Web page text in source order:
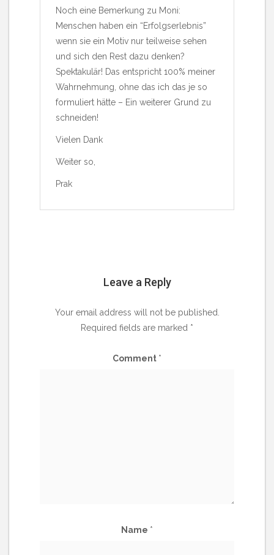
Noch eine Bemerkung zu Moni:
Menschen haben ein “Erfolgserlebnis”
wenn sie ein Motiv nur teilweise sehen
und sich den Rest dazu denken?
Spektakulär! Das entspricht 100% meiner
Wahrnehmung, ohne das ich das je so
formuliert hätte – Ein weiterer Grund zu
schneiden!
Vielen Dank
Weiter so,
Prak
Leave a Reply
Your email address will not be published.
Required fields are marked *
Comment *
Name *